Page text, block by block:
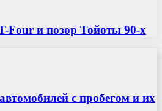
Four и позор Тойоты 90-х
с пробегом и их